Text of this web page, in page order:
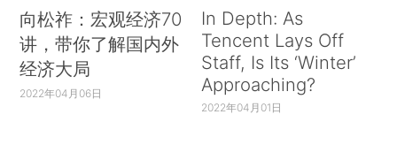
向松祚：宏观经济70
讲，带你了解国内外
经济大局
2022年04月06日
In Depth: As
Tencent Lays Off
Staff, Is Its ‘Winter’
Approaching?
2022年04月01日